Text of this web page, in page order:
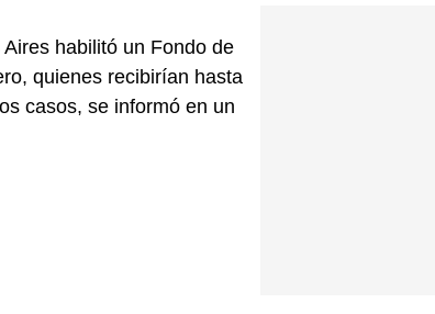
habilitó un Fondo de
quienes recibirían hasta
casos, se informó en un